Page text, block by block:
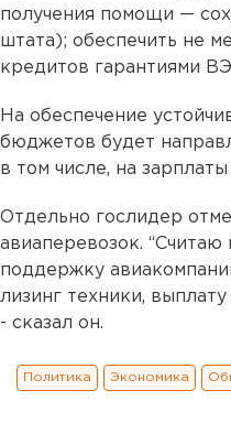
получения помощи —
штата); обеспечить не
кредитов гарантиями
На обеспечение
бюджетов будет
в том числе, на
Отдельно гослидер
авиаперевозок.
поддержку
лизинг техники, выплату
- сказал он.
Политика Экономика